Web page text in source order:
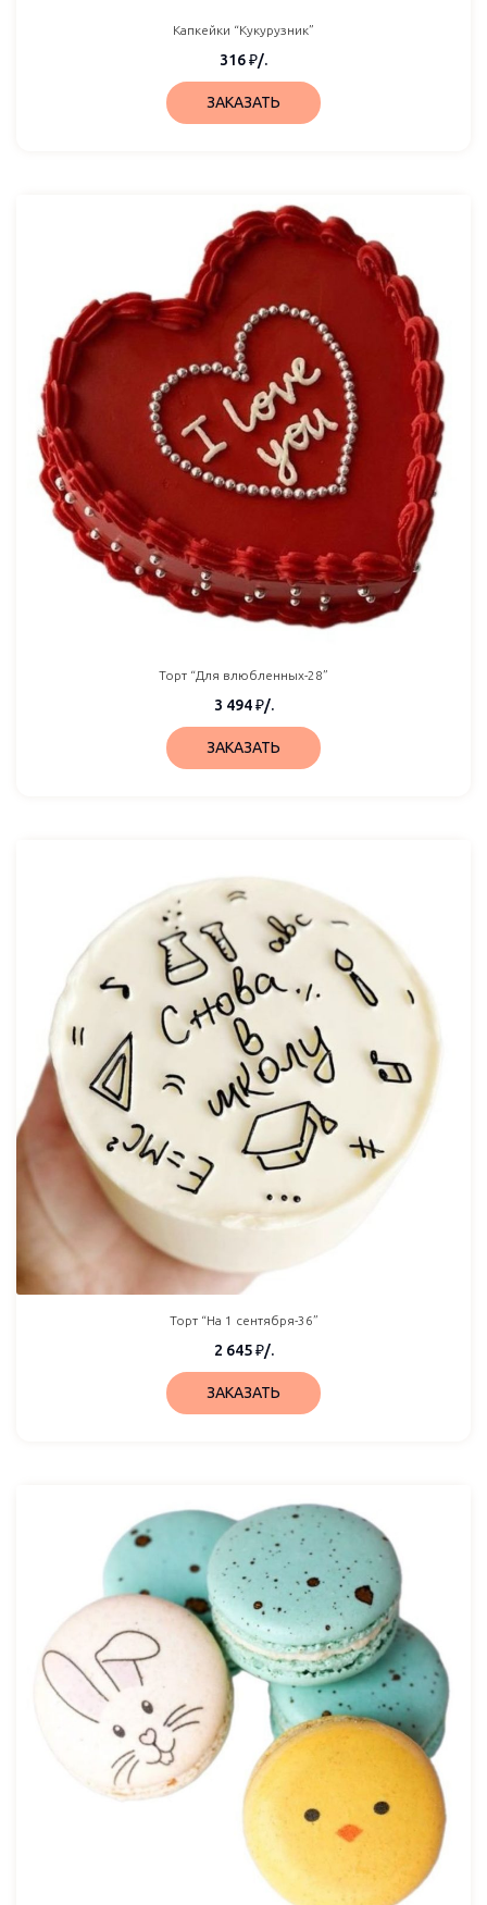
Капкейки “Кукурузник”
316₽/.
ЗАКАЗАТЬ
Торт “Для влюбленных-28”
3 494₽/.
ЗАКАЗАТЬ
Торт “На 1 сентября-36”
2 645₽/.
ЗАКАЗАТЬ